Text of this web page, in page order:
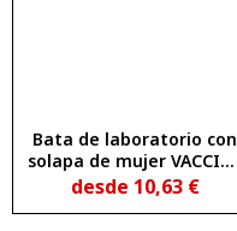
Bata de laboratorio con
solapa de mujer VACCINE
WOMAN
desde 10,63 €